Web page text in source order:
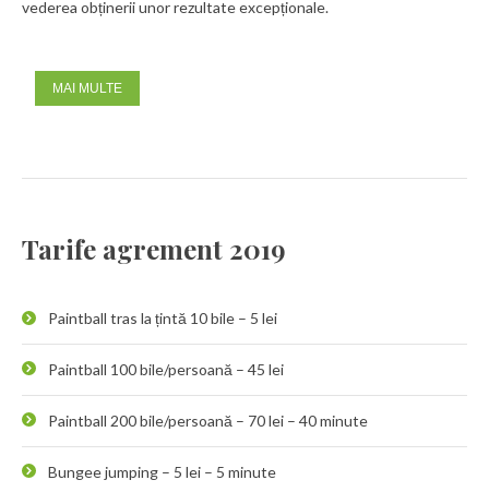
vederea obținerii unor rezultate excepționale.
MAI MULTE
Tarife agrement 2019
Paintball tras la țintă 10 bile – 5 lei
Paintball 100 bile/persoană – 45 lei
Paintball 200 bile/persoană – 70 lei – 40 minute
Bungee jumping – 5 lei – 5 minute